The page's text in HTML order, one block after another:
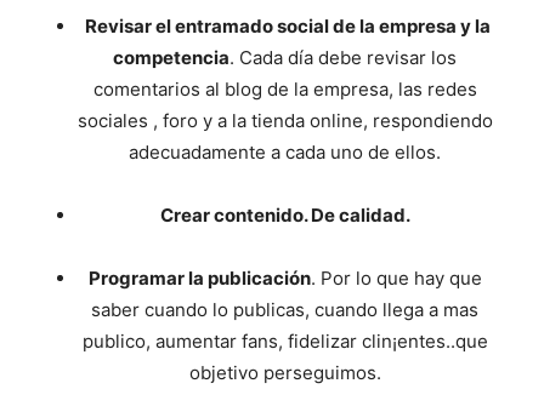
Revisar el entramado social de la empresa y la
competencia. Cada día debe revisar los
comentarios al blog de la empresa, las redes
sociales , foro y a la tienda online, respondiendo
adecuadamente a cada uno de ellos.
Crear contenido. De calidad.
Programar la publicación. Por lo que hay que
saber cuando lo publicas, cuando llega a mas
publico, aumentar fans, fidelizar clin¡entes..que
objetivo perseguimos.